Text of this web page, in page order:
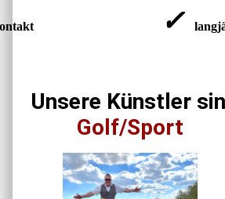
✓
Unsere Künstler
Golf/Sport